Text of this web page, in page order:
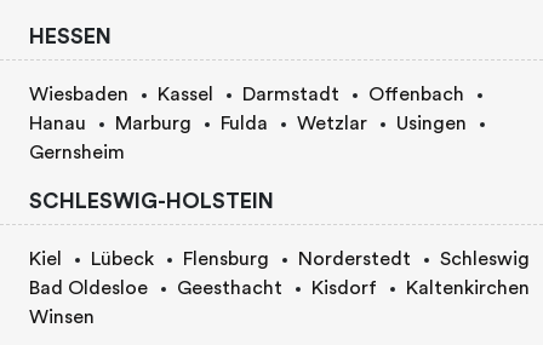
HESSEN
Wiesbaden Kassel Darmstadt
Offenbach
Hanau
Marburg Fulda Wetzlar
Usingen
Gernsheim
SCHLESWIG-HOLSTEIN
Kiel Lübeck Flensburg Norderstedt
Schleswig
Bad Oldesloe
Geesthacht Kisdorf
Kaltenkirchen
Winsen